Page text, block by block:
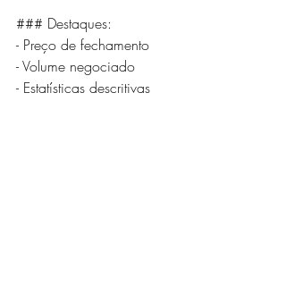
### Destaques:
- Preço de fechamento
- Volume negociado
- Estatísticas descritivas